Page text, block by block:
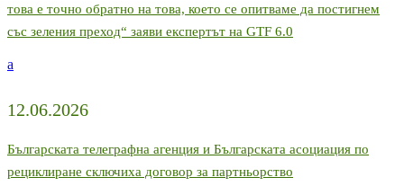
това е точно обратно на това, което се опитваме да постигнем
със зеления преход“ заяви експертът на GTF 6.0
a
12.06.2026
Българската телеграфна агенция и Българската асоциация по
рециклиране сключиха договор за партньорство